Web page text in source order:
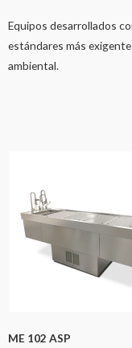
Equipos desarrollados
estándares más
ambiental.
ME 102 ASP